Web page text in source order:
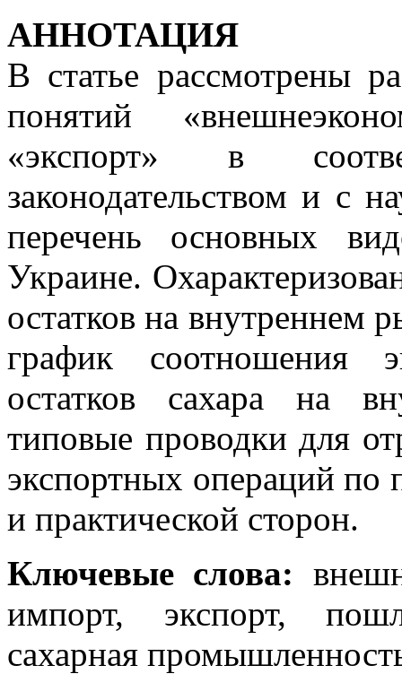
АННОТАЦИЯ
В статье рассмотрены
понятий
«экспорт» в
законодательством и с
перечень основных
Украине.
остатков на внутреннем
график соотношения
остатков сахара на
типовые проводки для
экспортных операций по
и практической сторон.
Ключевые слова:
импорт, экспорт,
сахарная